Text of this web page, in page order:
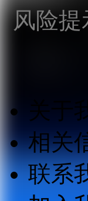
风险提
关于
相关
联系